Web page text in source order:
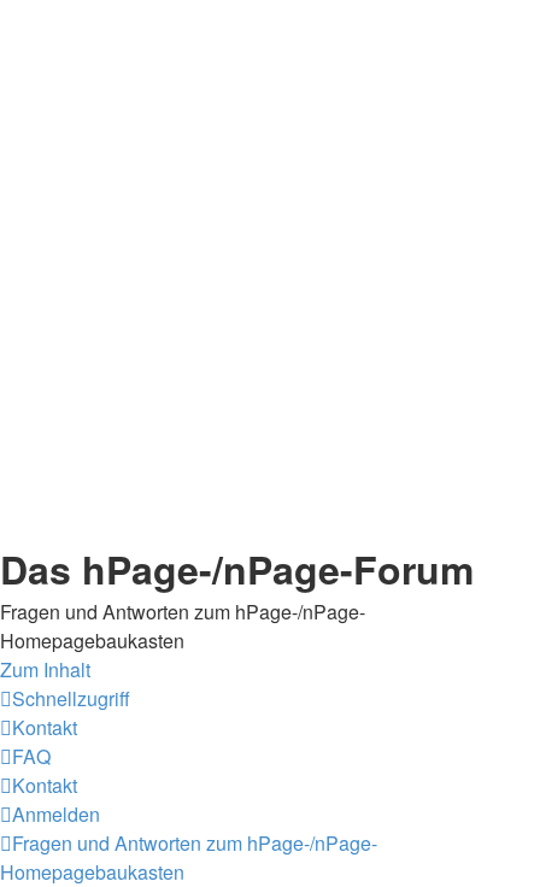
Das hPage-/nPage-Forum
Fragen und Antworten zum hPage-/nPage-
Homepagebaukasten
Zum Inhalt
Schnellzugriff
Kontakt
FAQ
Kontakt
Anmelden
Fragen und Antworten zum hPage-/nPage-
Homepagebaukasten